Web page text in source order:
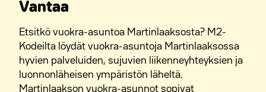
Vantaa
Etsitkö vuokra-asuntoa Martinlaaksosta? M2-
Kodeilta löydät vuokra-asuntoja Martinlaaksossa
hyvien palveluiden, sujuvien liikenneyhteyksien ja
luonnonläheisen ympäristön läheltä.
Martinlaakson vuokra-asunnot sopivat